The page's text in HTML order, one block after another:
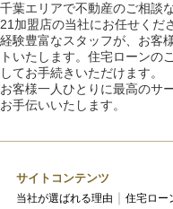
千葉エリアで不動産のご相談
21加盟店の当社にお任せくだ
経験豊富なスタッフが、お客
トいたします。住宅ローンの
してお手続きいただけます。
お客様一人ひとりに最高のサ
お手伝いいたします。
サイトコンテンツ
当社が選ばれる理由 住宅ロー